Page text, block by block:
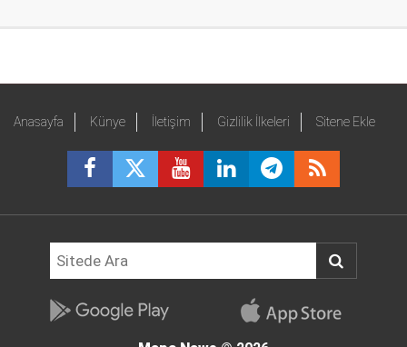
Anasayfa Künye İletişim Gizlilik İlkeleri Sitene Ekle